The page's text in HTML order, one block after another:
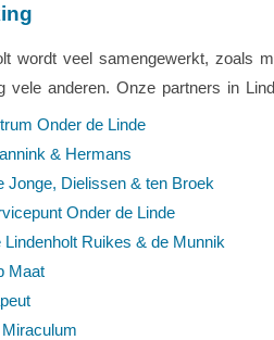
wordt veel samengewerkt, zoals
vele anderen. Onze partners in
Onder de Linde
& Hermans
Jonge, Dielissen & ten Broek
Onder de Linde
Lindenholt Ruikes & de Munnik
Maat